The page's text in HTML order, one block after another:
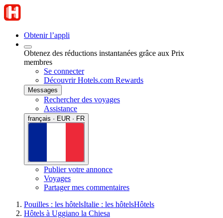
Obtenir l’appli
Obtenez des réductions instantanées grâce aux Prix
membres
Se connecter
Découvrir Hotels.com Rewards
Messages
Rechercher des voyages
Assistance
français · EUR · FR
Publier votre annonce
Voyages
Partager mes commentaires
Pouilles : les hôtelsItalie : les hôtelsHôtels
Hôtels à Uggiano la Chiesa